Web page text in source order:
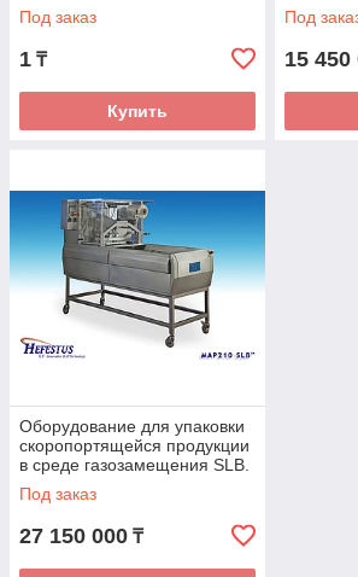
Под заказ
1 ₸
Купить
Под
15 450
Оборудование для упаковки
скоропортящейся продукции
в среде газозамещения SLB.
Под заказ
27 150 000 ₸